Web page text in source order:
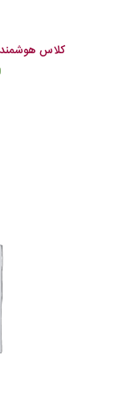
کلاس هوشمند